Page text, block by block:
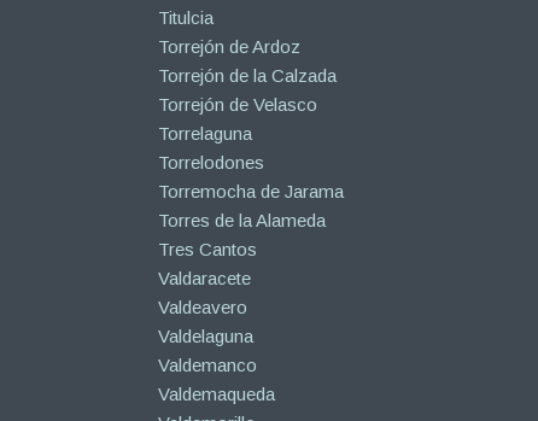
Titulcia
Torrejón de Ardoz
Torrejón de la Calzada
Torrejón de Velasco
Torrelaguna
Torrelodones
Torremocha de Jarama
Torres de la Alameda
Tres Cantos
Valdaracete
Valdeavero
Valdelaguna
Valdemanco
Valdemaqueda